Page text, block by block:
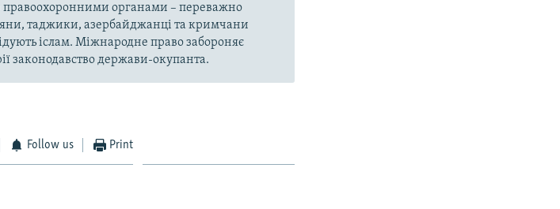
правоохоронними органами – переважно
таджики, азербайджанці та кримчани
іслам. Міжнародне право забороняє
законодавство держави-окупанта.
Follow us Print